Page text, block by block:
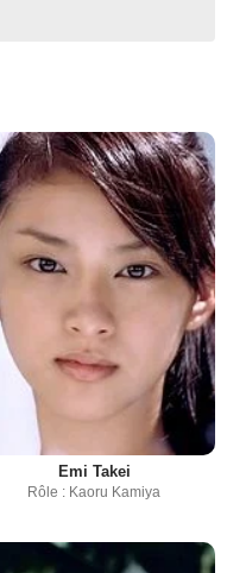
Emi Takei
Rôle : Kaoru Kamiya